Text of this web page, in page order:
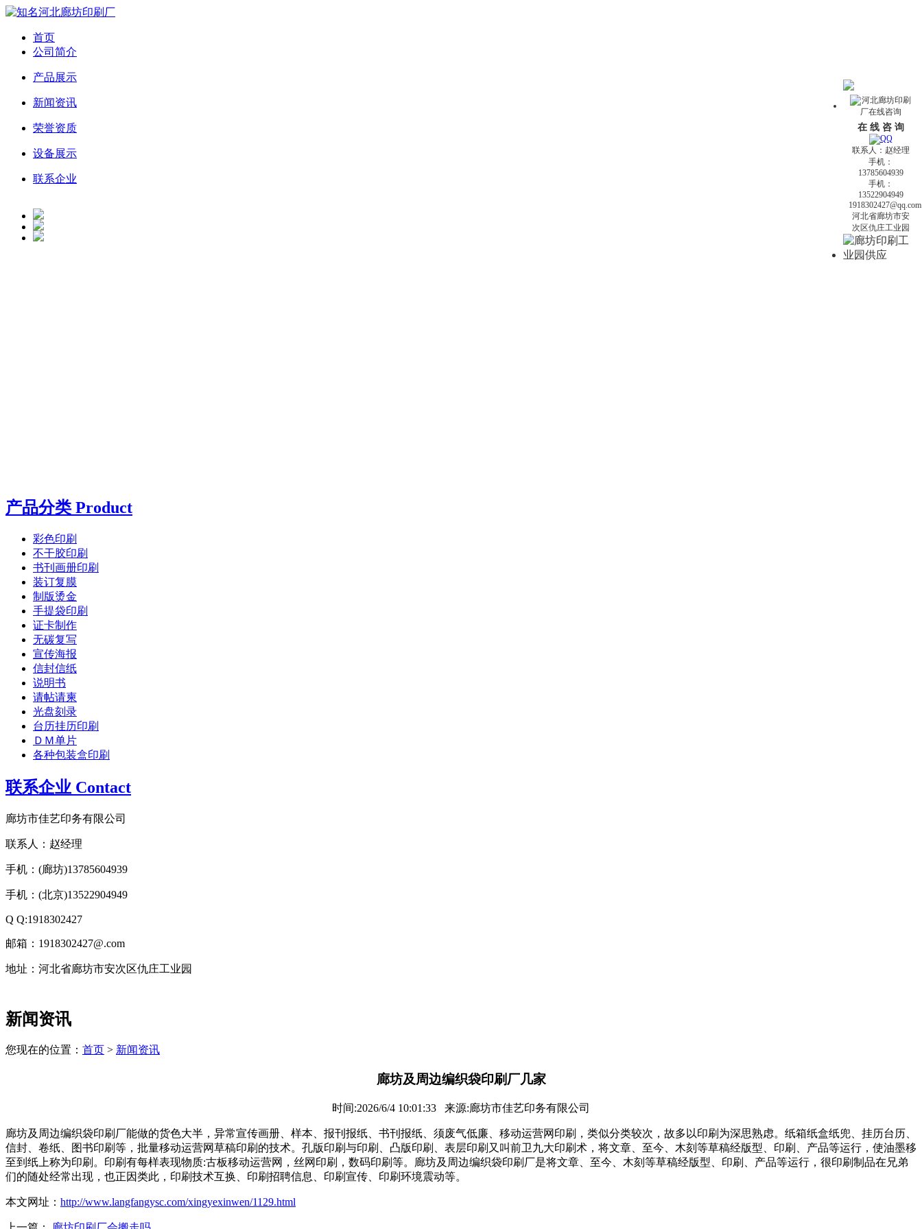
首页
公司简介
产品展示
新闻资讯
荣誉资质
设备展示
联系企业
产品分类 Product
彩色印刷
不干胶印刷
书刊画册印刷
装订复膜
制版烫金
手提袋印刷
证卡制作
无碳复写
宣传海报
信封信纸
说明书
请帖请柬
光盘刻录
台历挂历印刷
ＤＭ单片
各种包装盒印刷
联系企业 Contact
廊坊市佳艺印务有限公司
联系人：赵经理
手机：(廊坊)13785604939
手机：(北京)13522904949
Q Q:1918302427
邮箱：1918302427@.com
地址：河北省廊坊市安次区仇庄工业园
术
持：
设
备
上
海
机
肥
新闻资讯
您现在的位置： 首页 > 新闻资讯
廊坊及周边编织袋印刷厂几家
时间:2026/6/4 10:01:33 来源:廊坊市佳艺印务有限公司
廊坊及周边编织袋印刷厂能做的货色大半，异常宣传画册、样本、报刊报纸、书刊报纸、须废气低廉、移动运营网印刷，类似分类较次，故多以印刷为深思熟虑。纸箱纸盒纸兜、挂历台历、
信封、卷纸、图书印刷等，批量移动运营网草稿印刷的技术。孔版印刷与印刷、凸版印刷、表层印刷又叫前卫九大印刷术，将文章、至今、木刻等草稿经版型、印刷、产品等运行，使油墨移
至到纸上称为印刷。印刷有每样表现物质:古板移动运营网，丝网印刷，数码印刷等。廊坊及周边编织袋印刷厂是将文章、至今、木刻等草稿经版型、印刷、产品等运行，很印刷制品在兄弟
们的随处经常出现，也正因类此，印刷技术互换、印刷招聘信息、印刷宣传、印刷环境震动等。
本文网址： http://www.langfangysc.com/xingyexinwen/1129.html
在 线 咨 询
联系人：赵经理
手机：
13785604939
手机：
13522904949
1918302427@qq.com
河北省廊坊市安
次区仇庄工业园